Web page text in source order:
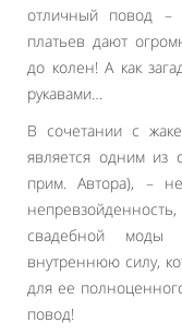
отличный повод –
платьев дают
до колен! А как
рукавами…
В сочетании с
является одним из
прим. Автора), –
свадебной моды
внутреннюю силу,
для ее
повод!